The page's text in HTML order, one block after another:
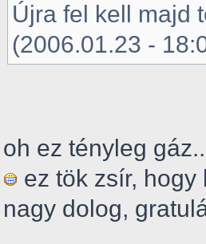
Újra fel kell majd
(2006.01.23 -
oh ez tényleg
ez tök zsír,
nagy dolog,